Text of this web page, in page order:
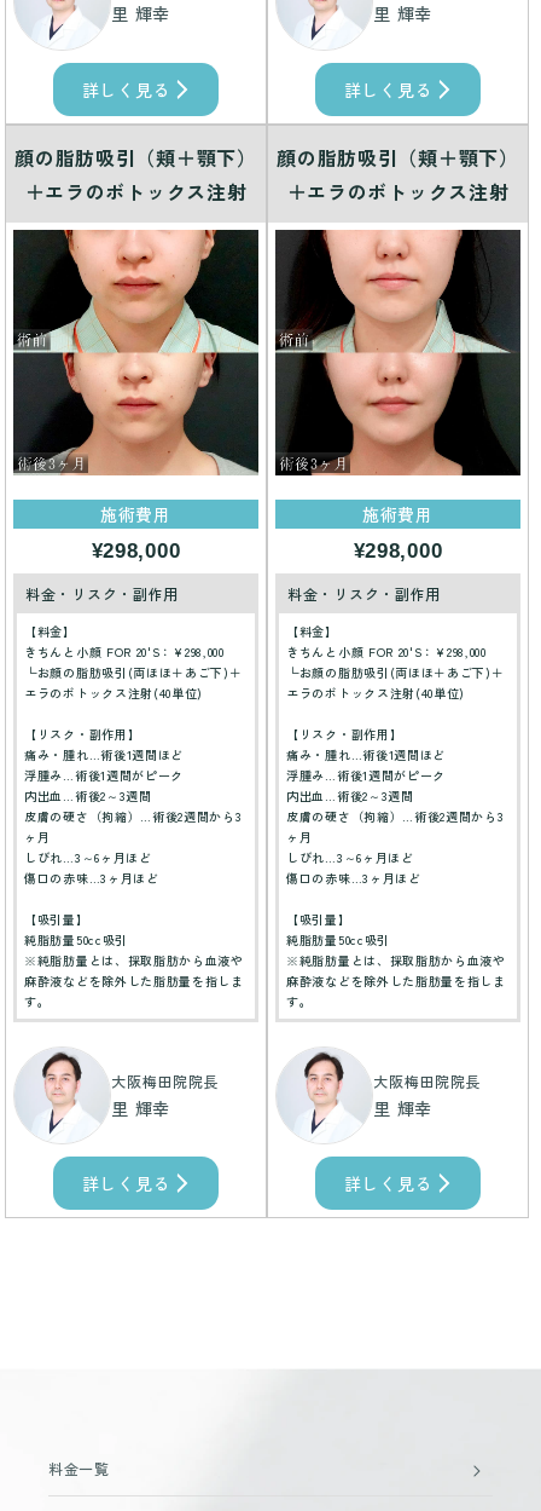
里 輝幸
詳しく見る
里 輝幸
詳しく見る
顔の脂肪吸引（頬＋顎下）
＋エラのボトックス注射
施術費用
¥298,000
料金・リスク・副作用
【料金】
きちんと小顔 FOR 20'S：¥298,000
└お顔の脂肪吸引(両ほほ＋あご下)＋
エラのボトックス注射(40単位)
【リスク・副作用】
痛み・腫れ…術後1週間ほど
浮腫み…術後1週間がピーク
内出血…術後2～3週間
皮膚の硬さ（拘縮）…術後2週間から3
ヶ月
しびれ…3～6ヶ月ほど
傷口の赤味…3ヶ月ほど
【吸引量】
純脂肪量50cc吸引
※純脂肪量とは、採取脂肪から血液や
麻酔液などを除外した脂肪量を指しま
す。
大阪梅田院院長
里 輝幸
詳しく見る
顔の脂肪吸引（頬＋顎下）
＋エラのボトックス注射
施術費用
¥298,000
料金・リスク・副作用
【料金】
きちんと小顔 FOR 20'S：¥298,000
└お顔の脂肪吸引(両ほほ＋あご下)＋
エラのボトックス注射(40単位)
【リスク・副作用】
痛み・腫れ…術後1週間ほど
浮腫み…術後1週間がピーク
内出血…術後2～3週間
皮膚の硬さ（拘縮）…術後2週間から3
ヶ月
しびれ…3～6ヶ月ほど
傷口の赤味…3ヶ月ほど
【吸引量】
純脂肪量50cc吸引
※純脂肪量とは、採取脂肪から血液や
麻酔液などを除外した脂肪量を指しま
す。
大阪梅田院院長
里 輝幸
詳しく見る
料金一覧